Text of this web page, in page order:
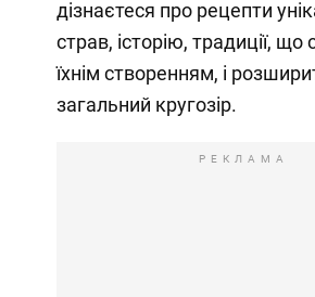
дізнаєтеся про рецепти
страв, історію, традиції, що
їхнім створенням, і
загальний кругозір.
РЕКЛАМА